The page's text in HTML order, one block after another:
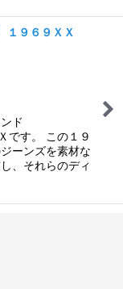
９６９ＸＸ
ド
です。 この１９
ーンズを素材な
、それらのディ